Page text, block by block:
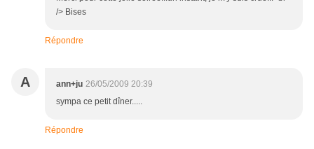
/> Bises
Répondre
A ann+ju 26/05/2009 20:39
sympa ce petit dîner.....
Répondre